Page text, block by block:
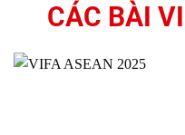
CÁC BÀI